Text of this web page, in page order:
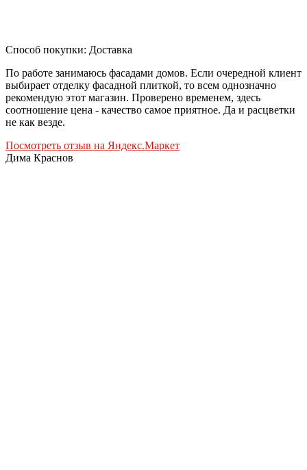
Способ покупки: Доставка
По работе занимаюсь фасадами домов. Если очередной клиент
выбирает отделку фасадной плиткой, то всем однозначно
рекомендую этот магазин. Проверено временем, здесь
соотношение цена - качество самое приятное. Да и расцветки
не как везде.
Посмотреть отзыв на Яндекс.Маркет
Дима Краснов